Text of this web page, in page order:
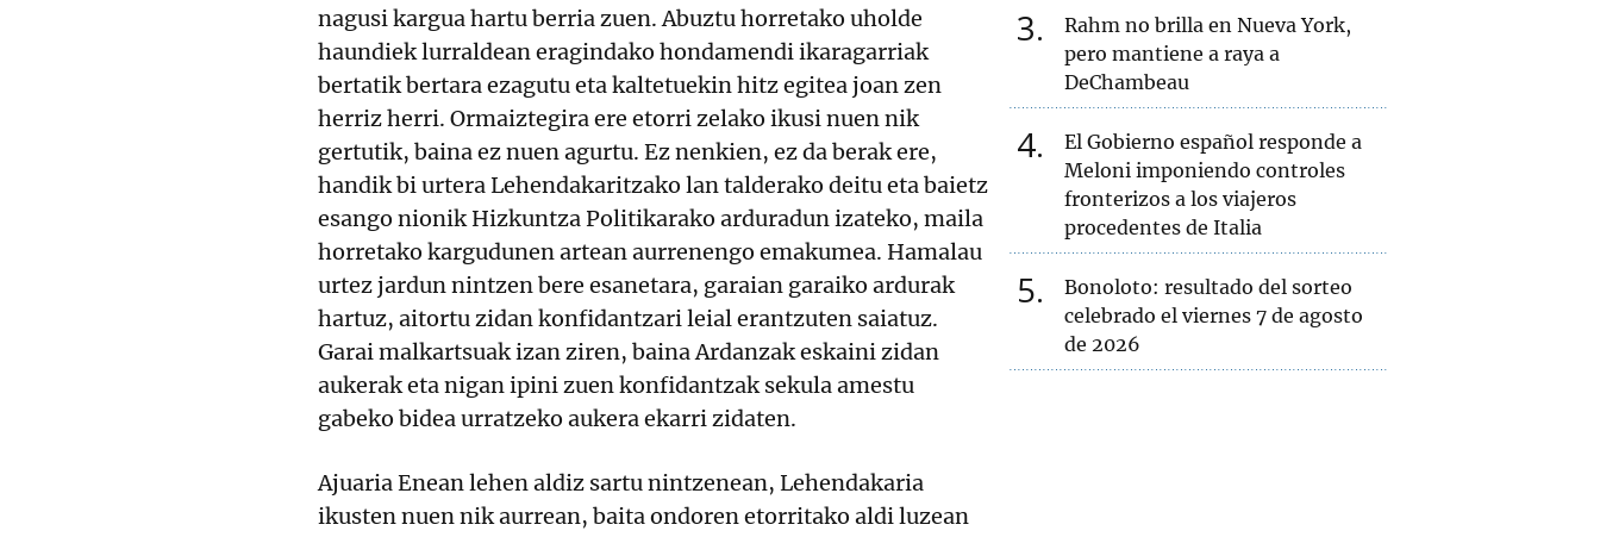
nagusi kargua hartu berria zuen. Abuztu horretako uholde
haundiek lurraldean eragindako hondamendi ikaragarriak
bertatik bertara ezagutu eta kaltetuekin hitz egitea joan zen
herriz herri. Ormaiztegira ere etorri zelako ikusi nuen nik
gertutik, baina ez nuen agurtu. Ez nenkien, ez da berak ere,
handik bi urtera Lehendakaritzako lan talderako deitu eta baietz
esango nionik Hizkuntza Politikarako arduradun izateko, maila
horretako kargudunen artean aurrenengo emakumea. Hamalau
urtez jardun nintzen bere esanetara, garaian garaiko ardurak
hartuz, aitortu zidan konfidantzari leial erantzuten saiatuz.
Garai malkartsuak izan ziren, baina Ardanzak eskaini zidan
aukerak eta nigan ipini zuen konfidantzak sekula amestu
gabeko bidea urratzeko aukera ekarri zidaten.
Ajuaria Enean lehen aldiz sartu nintzenean, Lehendakaria
ikusten nuen nik aurrean, baita ondoren etorritako aldi luzean
3
Rahm no brilla en Nueva York,
pero mantiene a raya a
DeChambeau
4
El Gobierno español responde a
Meloni imponiendo controles
fronterizos a los viajeros
procedentes de Italia
5
Bonoloto: resultado del sorteo
celebrado el viernes 7 de agosto
de 2026